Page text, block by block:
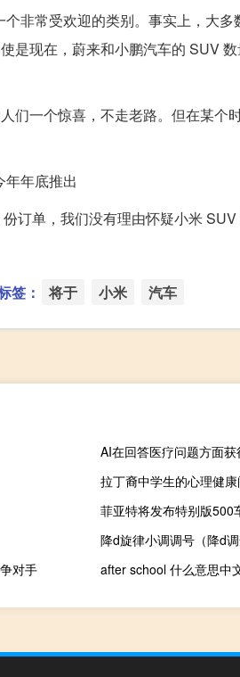
非常受欢迎的类别。事实上，大
现在，蔚来和小鹏汽车的 SUV
们一个惊喜，不走老路。但在某个
年底推出
订单，我们没有理由怀疑小米
签： 将于 小米 汽车
AI在回答医疗问题方面
菲亚特将发布特别版500
降d旋律小调调号（降d调
对手
after school 什么意思中